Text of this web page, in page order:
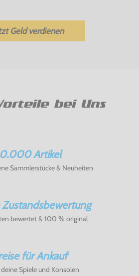
Geld verdienen
bei Uns
Artikel
Sammlerstücke & Neuheiten
Zustandsbewertung
bewertet & 100 % original
für Ankauf
Spiele und Konsolen